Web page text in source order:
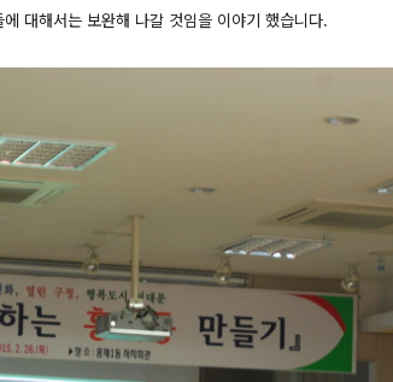
대해서는 보완해 나갈 것임을 이야기 했습니다.